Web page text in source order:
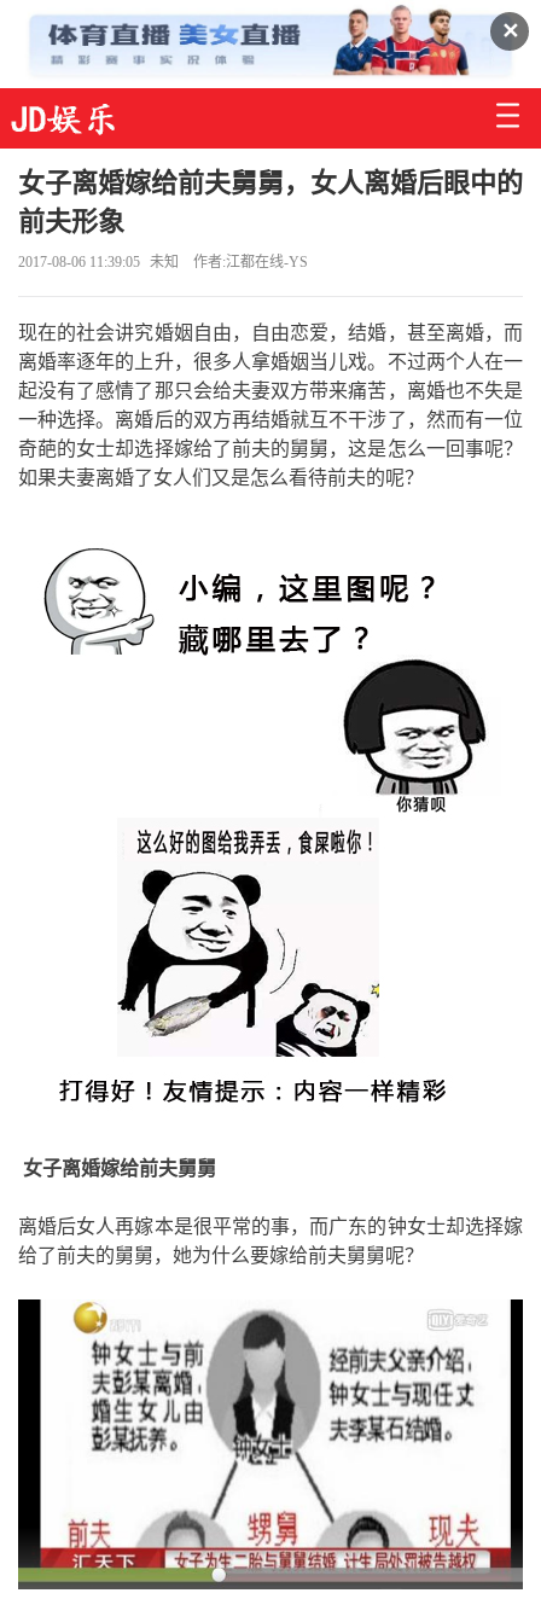
✕
女子离婚嫁给前夫舅舅，女人离婚后眼中的
前夫形象
2017-08-06 11:39:05 未知 作者:江都在线-YS
现在的社会讲究婚姻自由，自由恋爱，结婚，甚至离婚，而
离婚率逐年的上升，很多人拿婚姻当儿戏。不过两个人在一
起没有了感情了那只会给夫妻双方带来痛苦，离婚也不失是
一种选择。离婚后的双方再结婚就互不干涉了，然而有一位
奇葩的女士却选择嫁给了前夫的舅舅，这是怎么一回事呢？
如果夫妻离婚了女人们又是怎么看待前夫的呢？
女子离婚嫁给前夫舅舅
离婚后女人再嫁本是很平常的事，而广东的钟女士却选择嫁
给了前夫的舅舅，她为什么要嫁给前夫舅舅呢？